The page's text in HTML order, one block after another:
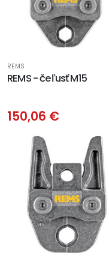
REMS
REMS - čeľusť M15
150,06 €